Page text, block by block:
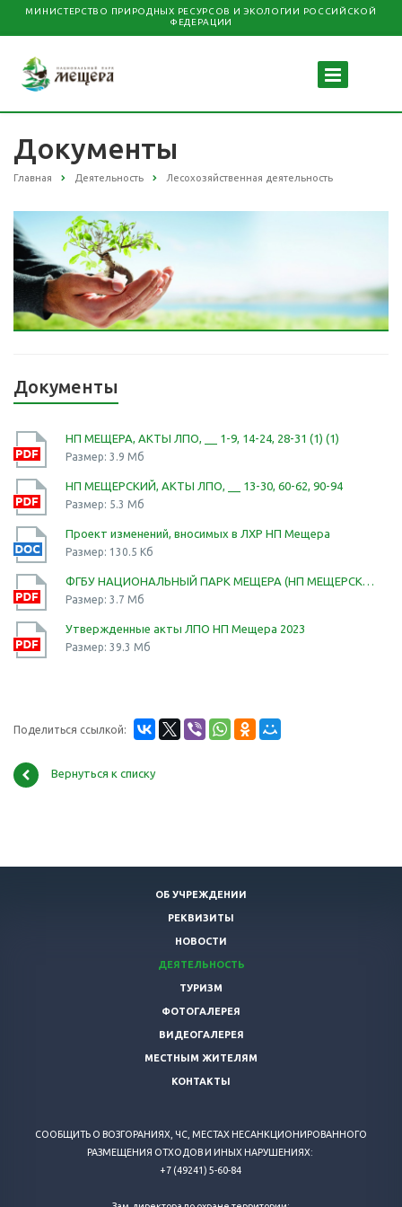
МИНИСТЕРСТВО ПРИРОДНЫХ РЕСУРСОВ И ЭКОЛОГИИ РОССИЙСКОЙ
ФЕДЕРАЦИИ
Документы
Главная Деятельность Лесохозяйственная деятельность
Документы
НП МЕЩЕРА, АКТЫ ЛПО, __ 1-9, 14-24, 28-31 (1) (1)
Размер: 3.9 Мб
НП МЕЩЕРСКИЙ, АКТЫ ЛПО, __ 13-30, 60-62, 90-94
Размер: 5.3 Мб
Проект изменений, вносимых в ЛХР НП Мещера
Размер: 130.5 Кб
ФГБУ НАЦИОНАЛЬНЫЙ ПАРК МЕЩЕРА (НП МЕЩЕРСКИЙ), АКТЫ ЛПО __ 95-116
Размер: 3.7 Мб
Утвержденные акты ЛПО НП Мещера 2023
Размер: 39.3 Мб
Поделиться ссылкой:
Вернуться к списку
ОБ УЧРЕЖДЕНИИ
РЕКВИЗИТЫ
НОВОСТИ
ДЕЯТЕЛЬНОСТЬ
ТУРИЗМ
ФОТОГАЛЕРЕЯ
ВИДЕОГАЛЕРЕЯ
МЕСТНЫМ ЖИТЕЛЯМ
КОНТАКТЫ
СООБЩИТЬ О ВОЗГОРАНИЯХ, ЧС, МЕСТАХ НЕСАНКЦИОНИРОВАННОГО
РАЗМЕЩЕНИЯ ОТХОДОВ И ИНЫХ НАРУШЕНИЯХ:
+7 (49241) 5-60-84